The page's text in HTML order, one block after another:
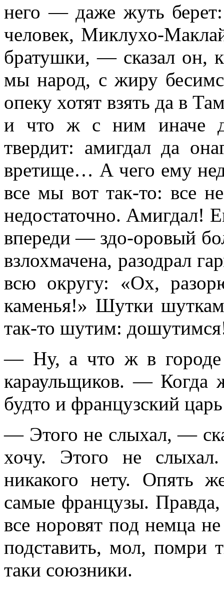
него — даже жуть
человек, Миклухо-
братушки, — сказал он,
мы народ, с жиру
опеку хотят взять да в
и что ж с ним иначе
твердит: амигдал да
вретище… А чего ему
все мы вот так-то: все
недостаточно. Амигдал!
впереди — здо-оровый
взлохмачена, разодрал
всю округу: «Ох,
каменья!» Шутки
так-то шутим:
— Ну, а что ж в городе
караульщиков. — Когда
будто и французский
— Этого не слыхал, —
хочу. Этого не
никакого нету. Опять
самые французы.
все норовят под немца
подставить, мол, помри
таки союзники.